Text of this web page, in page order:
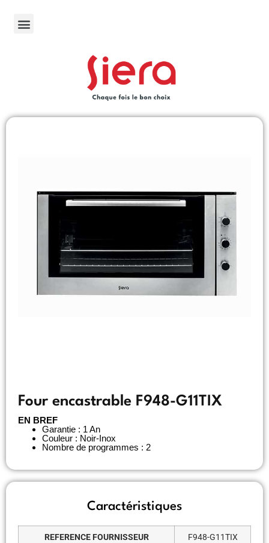
Four encastrable F948-G11TIX
EN BREF
Garantie : 1 An
Couleur : Noir-Inox
Nombre de programmes : 2
Caractéristiques
REFERENCE FOURNISSEUR F948-G11TIX